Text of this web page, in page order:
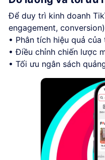
Để duy trì kinh doanh
engagement, conversion)
• Phân tích hiệu quả
• Điều chỉnh chiến lược
• Tối ưu ngân sách